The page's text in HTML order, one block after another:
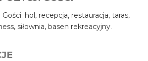
hol, recepcja, restauracja, taras,
siłownia, basen rekreacyjny.